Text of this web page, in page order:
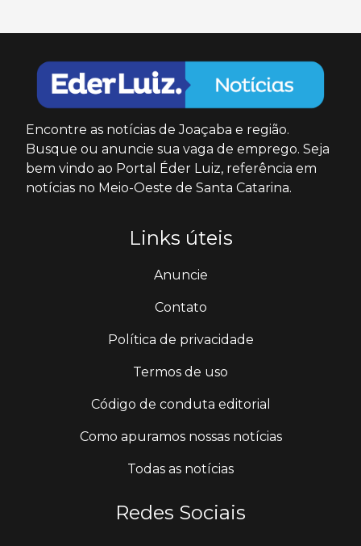
Encontre as notícias de Joaçaba e região.
Busque ou anuncie sua vaga de emprego. Seja
bem vindo ao Portal Éder Luiz, referência em
notícias no Meio-Oeste de Santa Catarina.
Links úteis
Anuncie
Contato
Política de privacidade
Termos de uso
Código de conduta editorial
Como apuramos nossas notícias
Todas as notícias
Redes Sociais